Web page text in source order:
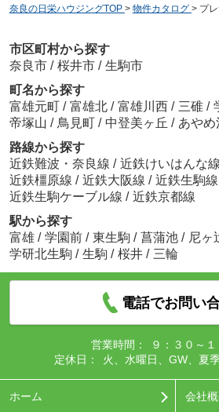
奈良の日栄ハウジングTOP > 物件カタログ > プ
市区町村から探す
奈良市 / 桜井市 / 生駒市
町名から探す
富雄元町 / 富雄北 / 富雄川西 / 三碓 /
帝塚山 / 鳥見町 / 中登美ヶ丘 / あやめ
路線から探す
近鉄難波・奈良線 / 近鉄けいはんな線
近鉄橿原線 / 近鉄大阪線 / 近鉄生駒線
近鉄生駒ケーブル線 / 近鉄京都線
駅から探す
富雄 / 学園前 / 東生駒 / 菖蒲池 / 尼ヶ
学研北生駒 / 生駒 / 桜井 / 三輪
電話でお問い
営業時間：
９：３０～１
定休日：
火、水曜日、GW、夏
ホーム 会社